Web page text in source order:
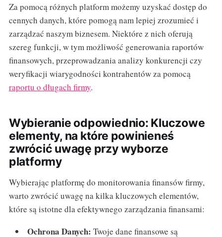
Za pomocą różnych platform możemy uzyskać dostęp do
cennych danych, które pomogą nam lepiej zrozumieć i
zarządzać naszym biznesem. Niektóre z nich oferują
szereg funkcji, w tym możliwość generowania raportów
finansowych, przeprowadzania analizy konkurencji czy
weryfikacji wiarygodności kontrahentów za pomocą
raportu o długach firmy.
Wybieranie odpowiednio: Kluczowe
elementy, na które powinieneś
zwrócić uwagę przy wyborze
platformy
Wybierając platformę do monitorowania finansów firmy,
warto zwrócić uwagę na kilka kluczowych elementów,
które są istotne dla efektywnego zarządzania finansami:
Ochrona Danych: Twoje dane finansowe są